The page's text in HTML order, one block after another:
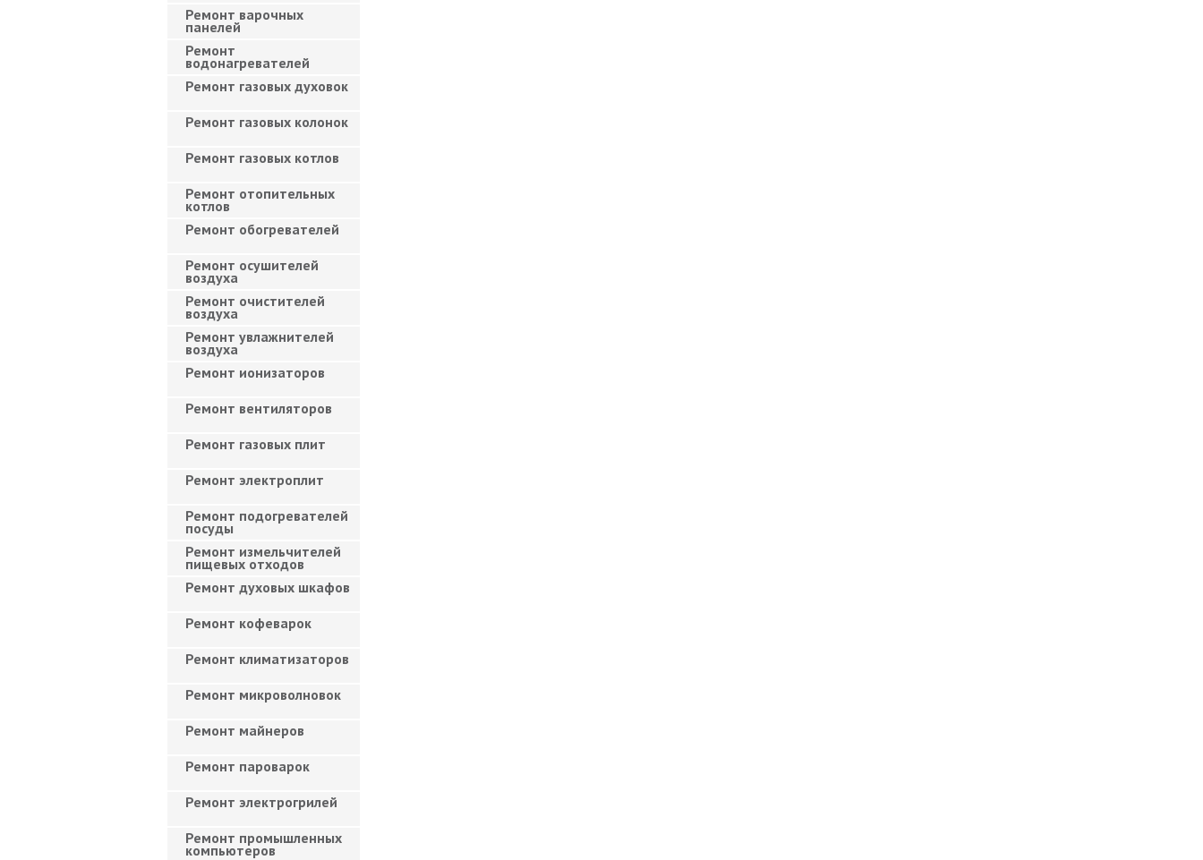
Ремонт варочных
панелей
Ремонт
водонагревателей
Ремонт газовых духовок
Ремонт газовых колонок
Ремонт газовых котлов
Ремонт отопительных
котлов
Ремонт обогревателей
Ремонт осушителей
воздуха
Ремонт очистителей
воздуха
Ремонт увлажнителей
воздуха
Ремонт ионизаторов
Ремонт вентиляторов
Ремонт газовых плит
Ремонт электроплит
Ремонт подогревателей
посуды
Ремонт измельчителей
пищевых отходов
Ремонт духовых шкафов
Ремонт кофеварок
Ремонт климатизаторов
Ремонт микроволновок
Ремонт майнеров
Ремонт пароварок
Ремонт электрогрилей
Ремонт промышленных
компьютеров